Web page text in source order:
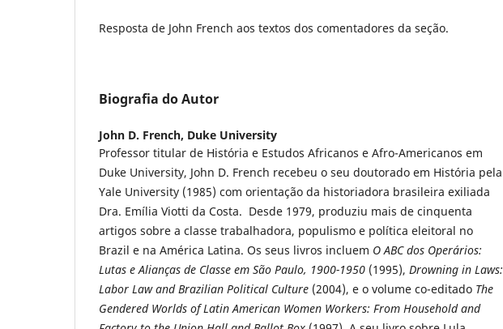
Resposta de John French aos textos dos comentadores da seção.
Biografia do Autor
John D. French, Duke University
Professor titular de História e Estudos Africanos e Afro-Americanos em
Duke University, John D. French recebeu o seu doutorado em História pela
Yale University (1985) com orientação da historiadora brasileira exiliada
Dra. Emília Viotti da Costa. Desde 1979, produziu mais de cinquenta
artigos sobre a classe trabalhadora, populismo e política eleitoral no
Brazil e na América Latina. Os seus livros incluem O ABC dos Operários:
Lutas e Alianças de Classe em São Paulo, 1900-1950 (1995), Drowning in Laws:
Labor Law and Brazilian Political Culture (2004), e o volume co-editado The
Gendered Worlds of Latin American Women Workers: From Household and